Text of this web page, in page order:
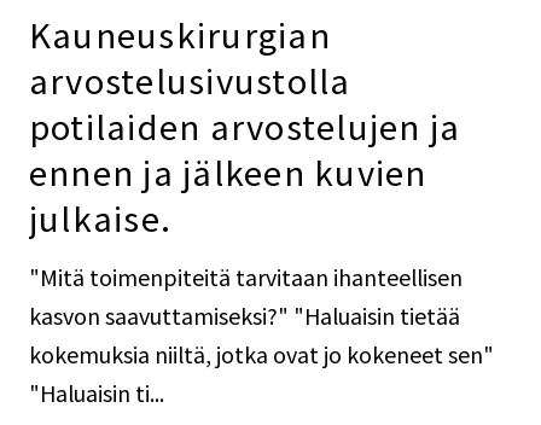
Kauneuskirurgian
arvostelusivustolla
potilaiden arvostelujen ja
ennen ja jälkeen kuvien
julkaise.
"Mitä toimenpiteitä tarvitaan ihanteellisen
kasvon saavuttamiseksi?" "Haluaisin tietää
kokemuksia niiltä, jotka ovat jo kokeneet sen"
"Haluaisin ti...